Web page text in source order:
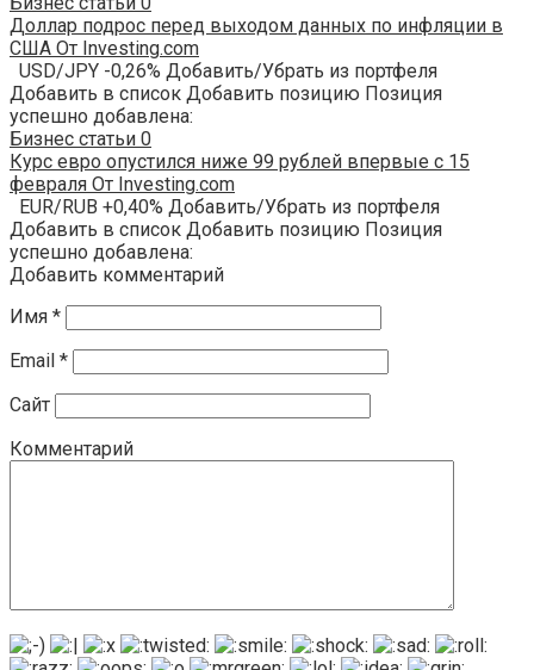
Доллар подрос перед выходом данных по инфляции в
США От Investing.com
USD/JPY -0,26% Добавить/Убрать из портфеля
Добавить в список Добавить позицию Позиция
успешно добавлена:
Бизнес статьи 0
Курс евро опустился ниже 99 рублей впервые с 15
февраля От Investing.com
EUR/RUB +0,40% Добавить/Убрать из портфеля
Добавить в список Добавить позицию Позиция
успешно добавлена:
Добавить комментарий
Имя *
Email *
Сайт
Комментарий